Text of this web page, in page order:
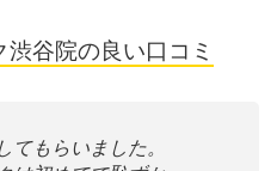
谷院の良い口コミ
てもらいました。